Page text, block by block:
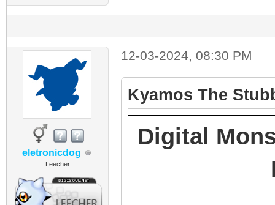
eletronicdog
Leecher
12-03-2024, 08:30 PM
Kyamos The
Digital